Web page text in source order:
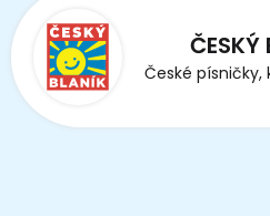
ČESKÝ
České